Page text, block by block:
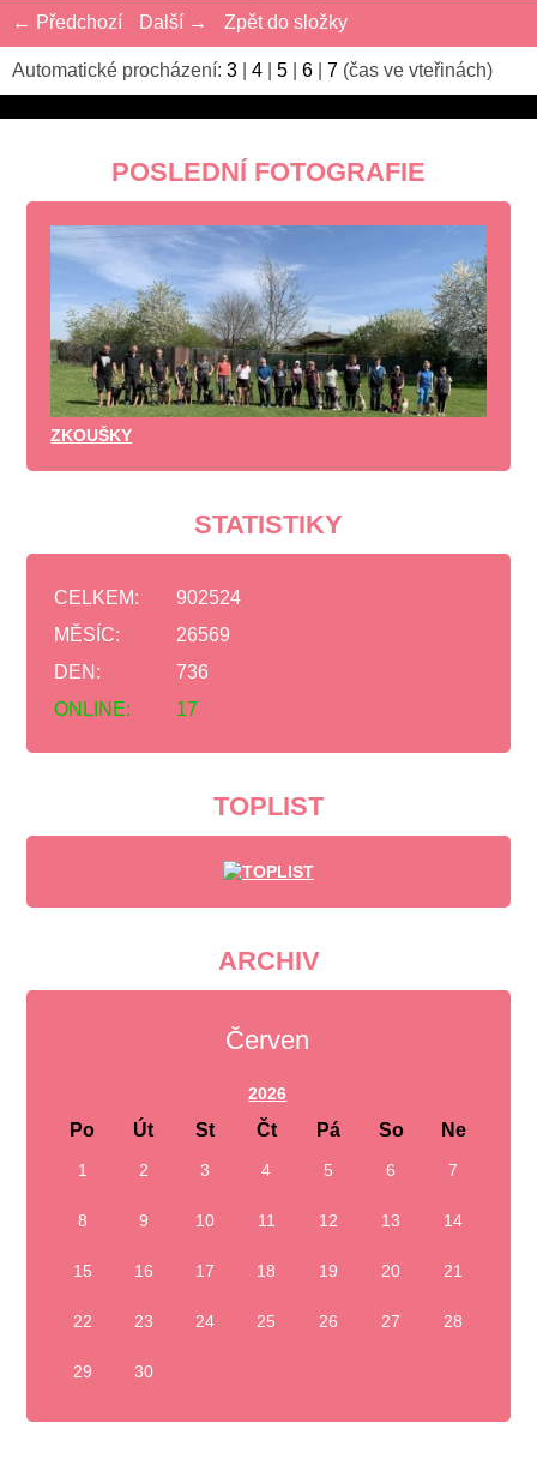
← Předchozí Další → Zpět do složky
Automatické procházení: 3 4 5 6 7 (čas ve vteřinách)
POSLEDNÍ FOTOGRAFIE
ZKOUŠKY
STATISTIKY
ONLINE: 17
CELKEM:
902524
MĚSÍC:
26569
DEN:
736
TOPLIST
ARCHIV
Červen
2026
Po Út St Čt Pá So Ne
1 2 3 4 5 6 7
8 9 10 11 12 13 14
15 16 17 18 19 20 21
22 23 24 25 26 27 28
29 30